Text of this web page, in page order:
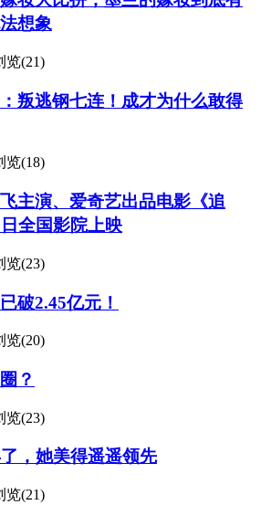
想象
览(21)
：叛逃钢七连！成才为什么敢得
览(18)
主演、爱奇艺出品电影《追
全国影院上映
览(23)
破2.45亿元！
览(20)
？
览(23)
，她美得遥遥领先
览(21)